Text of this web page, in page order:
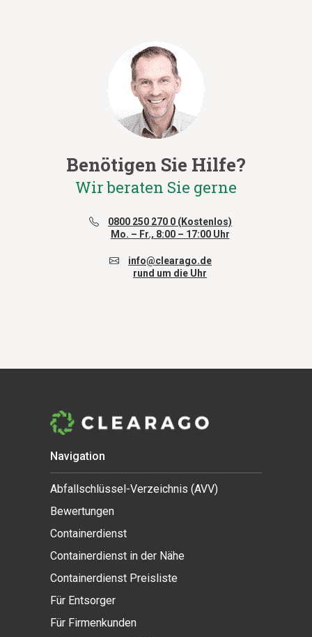
Benötigen Sie Hilfe?
Wir beraten Sie gerne
0800 250 270 0 (Kostenlos)
Mo. – Fr., 8:00 – 17:00 Uhr
info@clearago.de
rund um die Uhr
Navigation
Abfallschlüssel-Verzeichnis (AVV)
Bewertungen
Containerdienst
Containerdienst in der Nähe
Containerdienst Preisliste
Für Entsorger
Für Firmenkunden